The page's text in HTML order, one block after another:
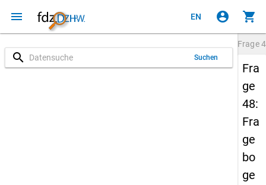
menu EN account_circle shopping_cart
search Suchen
Frage
Fra
ge
48:
Fra
ge
bo
ge